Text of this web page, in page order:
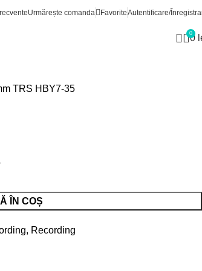
Urmărește comanda FavoriteAutentificare/
00
Ambient HBS302Y7-35Înapoi la produse
TRS HBY7-35
ÎN COȘ
, Recording